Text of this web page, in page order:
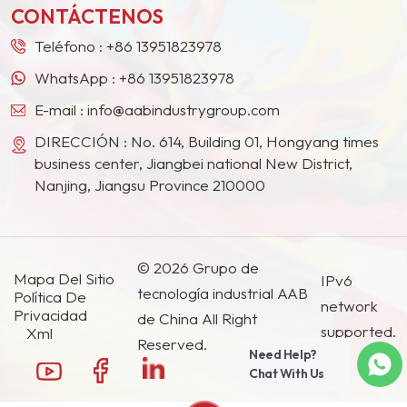
CONTÁCTENOS
Teléfono : +86 13951823978
WhatsApp : +86 13951823978
E-mail : info@aabindustrygroup.com
DIRECCIÓN : No. 614, Building 01, Hongyang times
business center, Jiangbei national New District,
Nanjing, Jiangsu Province 210000
Mapa Del Sitio
Política De
Privacidad
Xml
© 2026 Grupo de
tecnología industrial AAB
de China All Right
Reserved.
IPv6
network
supported.
Need Help?
Chat With Us